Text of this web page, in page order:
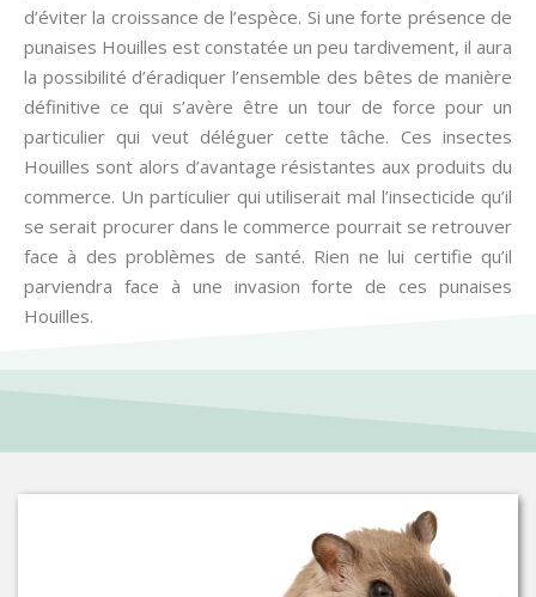
d’éviter la croissance de l’espèce. Si une forte présence de
punaises Houilles est constatée un peu tardivement, il aura
la possibilité d’éradiquer l’ensemble des bêtes de manière
définitive ce qui s’avère être un tour de force pour un
particulier qui veut déléguer cette tâche. Ces insectes
Houilles sont alors d’avantage résistantes aux produits du
commerce. Un particulier qui utiliserait mal l’insecticide qu’il
se serait procurer dans le commerce pourrait se retrouver
face à des problèmes de santé. Rien ne lui certifie qu’il
parviendra face à une invasion forte de ces punaises
Houilles.